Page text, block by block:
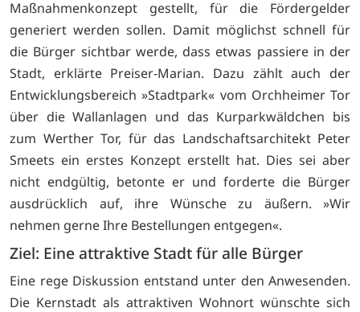
Maßnahmenkonzept gestellt, für die Fördergelder
generiert werden sollen. Damit möglichst schnell für
die Bürger sichtbar werde, dass etwas passiere in der
Stadt, erklärte Preiser-Marian. Dazu zählt auch der
Entwicklungsbereich »Stadtpark« vom Orchheimer Tor
über die Wallanlagen und das Kurparkwäldchen bis
zum Werther Tor, für das Landschaftsarchitekt Peter
Smeets ein erstes Konzept erstellt hat. Dies sei aber
nicht endgültig, betonte er und forderte die Bürger
ausdrücklich auf, ihre Wünsche zu äußern. »Wir
nehmen gerne Ihre Bestellungen entgegen«.
Ziel: Eine attraktive Stadt für alle Bürger
Eine rege Diskussion entstand unter den Anwesenden.
Die Kernstadt als attraktiven Wohnort wünschte sich